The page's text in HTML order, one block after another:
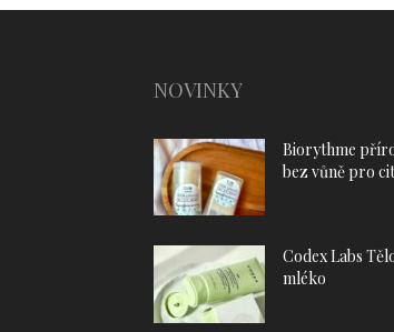
NOVINKY
Biorythme
bez vůně pro
Codex Labs
mléko